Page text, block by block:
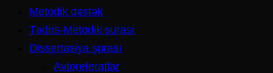
Metodik dəstək
Tədris-Metodik şurası
Dissertasiya şurası
Avtoreferatlar